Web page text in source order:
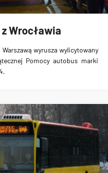
Wrocławia
wyrusza wylicytowany
Pomocy autobus marki